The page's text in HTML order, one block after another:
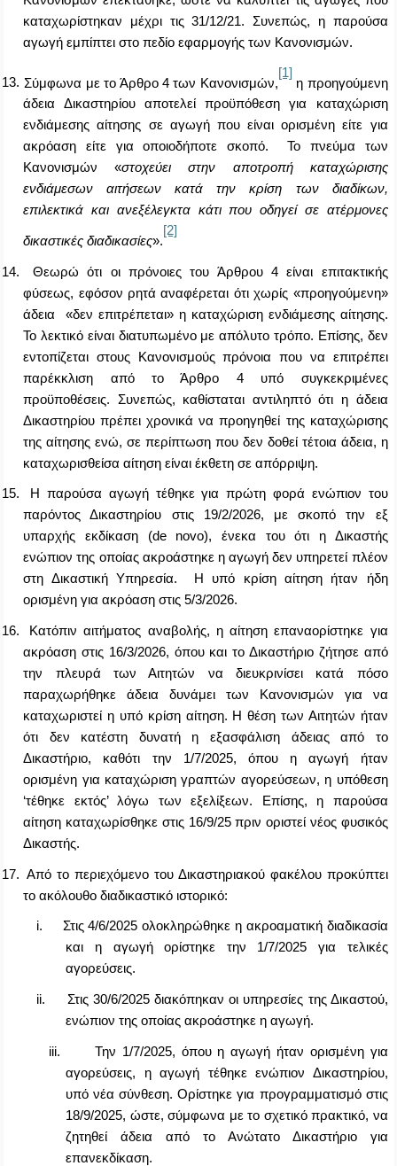
καταχωρίστηκαν μέχρι τις 31/12/21. Συνεπώς, η παρούσα
αγωγή εμπίπτει στο πεδίο εφαρμογής των Κανονισμών.
13. Σύμφωνα με το Άρθρο 4 των Κανονισμών,
[1]
η προηγούμενη
άδεια Δικαστηρίου αποτελεί προϋπόθεση για καταχώριση
ενδιάμεσης αίτησης σε αγωγή που είναι ορισμένη είτε για
ακρόαση είτε για οποιοδήποτε σκοπό. Το πνεύμα των
Κανονισμών «στοχεύει στην αποτροπή καταχώρισης
ενδιάμεσων αιτήσεων κατά την κρίση των διαδίκων,
επιλεκτικά και ανεξέλεγκτα κάτι που οδηγεί σε ατέρμονες
δικαστικές διαδικασίες».
[2]
14.
Θεωρώ ότι οι πρόνοιες του Άρθρου 4 είναι επιτακτικής
φύσεως, εφόσον ρητά αναφέρεται ότι χωρίς «προηγούμενη»
άδεια «δεν επιτρέπεται» η καταχώριση ενδιάμεσης αίτησης.
Το λεκτικό είναι διατυπωμένο με απόλυτο τρόπο. Επίσης, δεν
εντοπίζεται στους Κανονισμούς πρόνοια που να επιτρέπει
παρέκκλιση από το Άρθρο 4 υπό συγκεκριμένες
προϋποθέσεις. Συνεπώς, καθίσταται αντιληπτό ότι η άδεια
Δικαστηρίου πρέπει χρονικά να προηγηθεί της καταχώρισης
της αίτησης ενώ, σε περίπτωση που δεν δοθεί τέτοια άδεια, η
καταχωρισθείσα αίτηση είναι έκθετη σε απόρριψη.
15.
Η παρούσα αγωγή τέθηκε για πρώτη φορά ενώπιον του
παρόντος Δικαστηρίου στις 19/2/2026, με σκοπό την εξ
υπαρχής εκδίκαση (de novo), ένεκα του ότι η Δικαστής
ενώπιον της οποίας ακροάστηκε η αγωγή δεν υπηρετεί πλέον
στη Δικαστική Υπηρεσία.
H
υπό κρίση αίτηση ήταν ήδη
ορισμένη για ακρόαση στις 5/3/2026.
16.
Κατόπιν αιτήματος αναβολής, η αίτηση επαναορίστηκε για
ακρόαση στις 16/3/2026, όπου και το Δικαστήριο ζήτησε από
την πλευρά των Αιτητών να διευκρινίσει κατά πόσο
παραχωρήθηκε άδεια δυνάμει των Κανονισμών για να
καταχωριστεί η υπό κρίση αίτηση. Η θέση των Αιτητών ήταν
ότι δεν κατέστη δυνατή η εξασφάλιση άδειας από το
Δικαστήριο, καθότι την 1/7/2025, όπου η αγωγή ήταν
ορισμένη για καταχώριση γραπτών αγορεύσεων, η υπόθεση
‘τέθηκε εκτός’ λόγω των εξελίξεων. Επίσης, η παρούσα
αίτηση καταχωρίσθηκε στις 16/9/25 πριν οριστεί νέος φυσικός
Δικαστής.
17. Από το περιεχόμενο του Δικαστηριακού φακέλου προκύπτει
το ακόλουθο διαδικαστικό ιστορικό:
i.
Στις 4/6/2025 ολοκληρώθηκε η ακροαματική διαδικασία
και η αγωγή ορίστηκε την 1/7/2025 για τελικές
αγορεύσεις.
ii.
Στις 30/6/2025 διακόπηκαν οι υπηρεσίες της Δικαστού,
ενώπιον της οποίας ακροάστηκε η αγωγή.
iii.
Την 1/7/2025, όπου η αγωγή ήταν ορισμένη για
αγορεύσεις, η αγωγή τέθηκε ενώπιον Δικαστηρίου,
υπό νέα σύνθεση. Ορίστηκε για προγραμματισμό στις
18/9/2025, ώστε, σύμφωνα με το σχετικό πρακτικό, να
ζητηθεί άδεια από το Ανώτατο Δικαστήριο για
επανεκδίκαση.